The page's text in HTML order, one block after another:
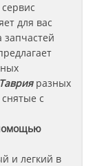
для вас
разных
с
и легкий в